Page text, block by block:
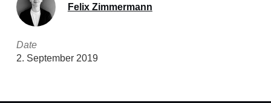
Felix Zimmermann
Date
2. September 2019